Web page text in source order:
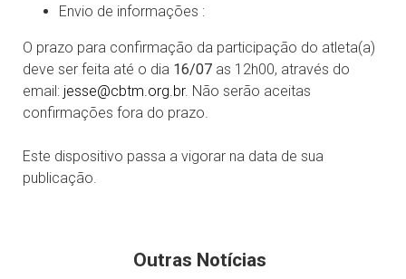
Envio de informações :
O prazo para confirmação da participação do atleta(a)
deve ser feita até o dia 16/07 as 12h00, através do
email: jesse@cbtm.org.br. Não serão aceitas
confirmações fora do prazo.
Este dispositivo passa a vigorar na data de sua
publicação.
Outras Notícias